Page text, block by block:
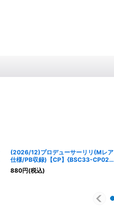
(2026/12)プロデューサーリリ(Mレア
仕様/PB収録)【CP】{BSC33-CP02}
《黄》
880円(税込)